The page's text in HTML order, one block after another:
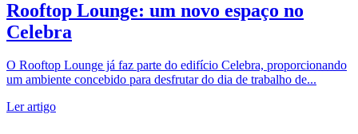
Rooftop Lounge: um novo espaço no
Celebra
O Rooftop Lounge já faz parte do edifício Celebra, proporcionando
um ambiente concebido para desfrutar do dia de trabalho de...
Ler artigo